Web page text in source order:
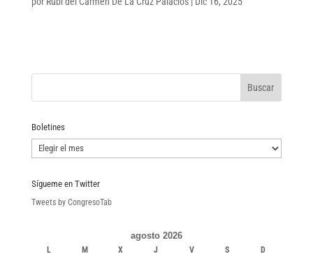
Boletines
Boletines
Sígueme en Twitter
Tweets by CongresoTab
agosto 2026
L M X J V S
D